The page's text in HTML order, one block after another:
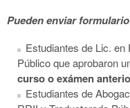
Pueden enviar
Estudiantes de Lic.
Público que aprobaron
curso o exámen
Estudiantes de